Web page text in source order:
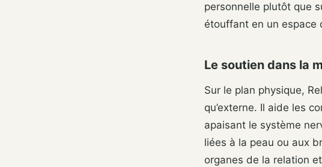
personnelle plutôt que
étouffant en un espace
Le soutien dans la
Sur le plan physique,
qu’externe. Il aide les
apaisant le système
liées à la peau ou aux
organes de la relation